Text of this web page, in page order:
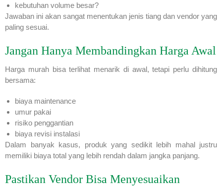
kebutuhan volume besar?
Jawaban ini akan sangat menentukan jenis tiang dan vendor yang
paling sesuai.
Jangan Hanya Membandingkan Harga Awal
Harga murah bisa terlihat menarik di awal, tetapi perlu dihitung
bersama:
biaya maintenance
umur pakai
risiko penggantian
biaya revisi instalasi
Dalam banyak kasus, produk yang sedikit lebih mahal justru
memiliki biaya total yang lebih rendah dalam jangka panjang.
Pastikan Vendor Bisa Menyesuaikan